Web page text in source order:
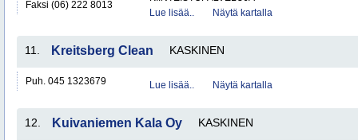
Faksi (06) 222 8013
Lue lisää..
Näytä kartalla
11. Kreitsberg Clean KASKINEN
Puh. 045 1323679 Lue lisää.. Näytä kartalla
12. Kuivaniemen Kala Oy KASKINEN